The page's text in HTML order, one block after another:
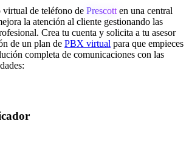
de teléfono de Prescott en una central
la atención al cliente gestionando las
Crea tu cuenta y solicita a tu asesor
de un plan de PBX virtual para que empieces
completa de comunicaciones con las